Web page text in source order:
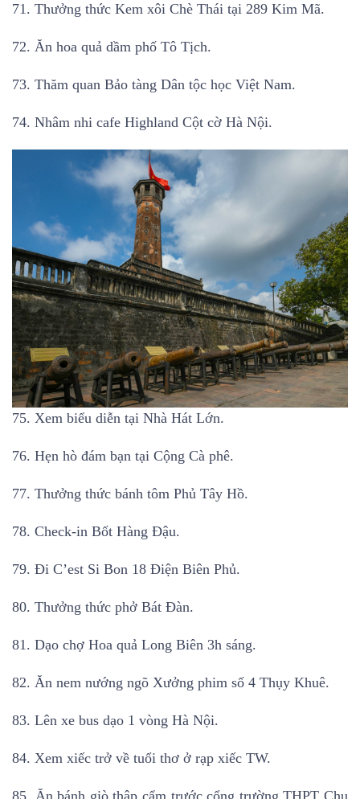
71. Thưởng thức Kem xôi Chè Thái tại 289 Kim Mã.
72. Ăn hoa quả dầm phố Tô Tịch.
73. Thăm quan Bảo tàng Dân tộc học Việt Nam.
74. Nhâm nhi cafe Highland Cột cờ Hà Nội.
75. Xem biểu diễn tại Nhà Hát Lớn.
76. Hẹn hò đám bạn tại Cộng Cà phê.
77. Thưởng thức bánh tôm Phủ Tây Hồ.
78. Check-in Bốt Hàng Đậu.
79. Đi C’est Si Bon 18 Điện Biên Phủ.
80. Thưởng thức phở Bát Đàn.
81. Dạo chợ Hoa quả Long Biên 3h sáng.
82. Ăn nem nướng ngõ Xưởng phim số 4 Thụy Khuê.
83. Lên xe bus dạo 1 vòng Hà Nội.
84. Xem xiếc trở về tuổi thơ ở rạp xiếc TW.
85. Ăn bánh giò thập cẩm trước cổng trường THPT Chu